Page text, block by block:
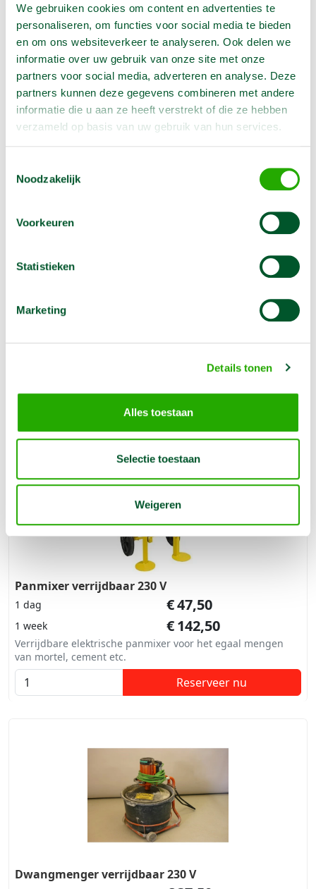
We gebruiken cookies om content en advertenties te
personaliseren, om functies voor social media te bieden
en om ons websiteverkeer te analyseren. Ook delen we
informatie over uw gebruik van onze site met onze
partners voor social media, adverteren en analyse. Deze
partners kunnen deze gegevens combineren met andere
informatie die u aan ze heeft verstrekt of die ze hebben
verzameld op basis van uw gebruik van hun services.
Noodzakelijk
Voorkeuren
Statistieken
Marketing
Details tonen
Alles toestaan
Selectie toestaan
Weigeren
Betonmolen 140 l 230 V
1 dag €23,00
1 week €69,00
Deze betonmolen is geschikt voor de professionele en de
particuliere gebruiker en kan eenvoudig mortel of specie
mengen
Reserveer nu
1 dag
de particuliere gebruiker en kan eenvoudig mortel of specie
Reserveer nu
Panmixer verrijdbaar 230 V
1 dag €47,50
1 week €142,50
Verrijdbare elektrische panmixer voor het egaal mengen
van mortel, cement etc.
Reserveer nu
Dwangmenger verrijdbaar 230 V